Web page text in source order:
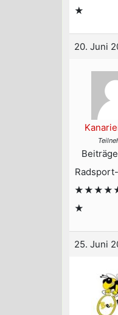
★
20. Juni
★
25. Juni